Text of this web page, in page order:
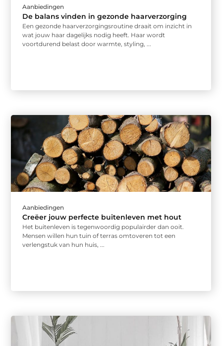
Aanbiedingen
De balans vinden in gezonde haarverzorging
Een gezonde haarverzorgingsroutine draait om inzicht in
wat jouw haar dagelijks nodig heeft. Haar wordt
voortdurend belast door warmte, styling, ...
Aanbiedingen
Creëer jouw perfecte buitenleven met hout
Het buitenleven is tegenwoordig populairder dan ooit.
Mensen willen hun tuin of terras omtoveren tot een
verlengstuk van hun huis, ...